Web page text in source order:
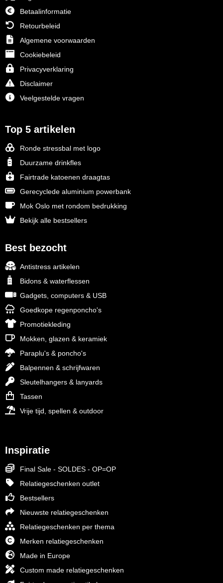
Betaalinformatie
Retourbeleid
Algemene voorwaarden
Cookiebeleid
Privacyverklaring
Disclaimer
Veelgestelde vragen
Top 5 artikelen
Ronde stressbal met logo
Duurzame drinkfles
Fairtrade katoenen draagtas
Gerecyclede aluminium powerbank
Mok Oslo met rondom bedrukking
Bekijk alle bestsellers
Best bezocht
Antistress artikelen
Bidons & waterflessen
Gadgets, computers & USB
Goedkope regenponcho's
Promotiekleding
Mokken, glazen & keramiek
Paraplu's & poncho's
Balpennen & schrijfwaren
Sleutelhangers & lanyards
Tassen
Vrije tijd, spellen & outdoor
Inspiratie
Final Sale - SOLDES - OP=OP
Relatiegeschenken outlet
Bestsellers
Nieuwste relatiegeschenken
Relatiegeschenken per thema
Merken relatiegeschenken
Made in Europe
Custom made relatiegeschenken